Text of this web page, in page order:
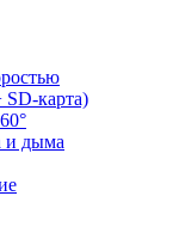
карта)
и дыма